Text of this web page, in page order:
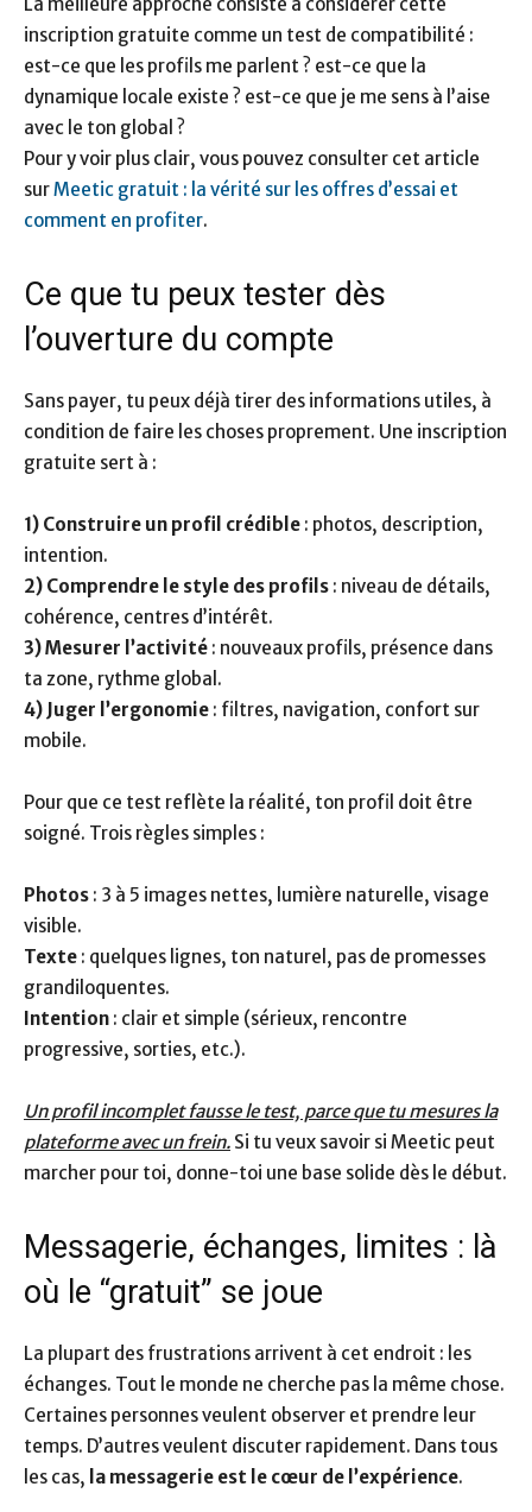
inscription gratuite comme un test de compatibilité :
est-ce que les profils me parlent ? est-ce que la
dynamique locale existe ? est-ce que je me sens à l’aise
avec le ton global ?
Pour y voir plus clair, vous pouvez consulter cet article
surMeetic gratuit : la vérité sur les offres d’essai et
comment en profiter.
Ce que tu peux tester dès
l’ouverture du compte
Sans payer, tu peux déjà tirer des informations utiles, à
condition de faire les choses proprement. Une inscription
gratuite sert à :
1) Construire un profil crédible : photos, description,
intention.
2) Comprendre le style des profils : niveau de détails,
cohérence, centres d’intérêt.
3) Mesurer l’activité : nouveaux profils, présence dans
ta zone, rythme global.
4) Juger l’ergonomie : filtres, navigation, confort sur
mobile.
Pour que ce test reflète la réalité, ton profil doit être
soigné. Trois règles simples :
Photos : 3 à 5 images nettes, lumière naturelle, visage
visible.
Texte : quelques lignes, ton naturel, pas de promesses
grandiloquentes.
Intention : clair et simple (sérieux, rencontre
progressive, sorties, etc.).
Un profil incomplet fausse le test, parce que tu mesures la
plateforme avec un frein. Si tu veux savoir si Meetic peut
marcher pour toi, donne-toi une base solide dès le début.
Messagerie, échanges, limites : là
où le “gratuit” se joue
La plupart des frustrations arrivent à cet endroit : les
échanges. Tout le monde ne cherche pas la même chose.
Certaines personnes veulent observer et prendre leur
temps. D’autres veulent discuter rapidement. Dans tous
les cas, la messagerie est le cœur de l’expérience.